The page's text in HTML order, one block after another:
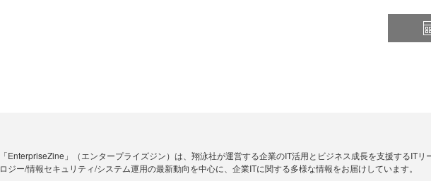
「EnterpriseZine」（エンタープライズジン）は、翔泳社が運営する企業のIT活用とビジネス成長を支援するIT
ロジー/情報セキュリティ/システム運用の最新動向を中心に、企業ITに関する多様な情報をお届けしています。